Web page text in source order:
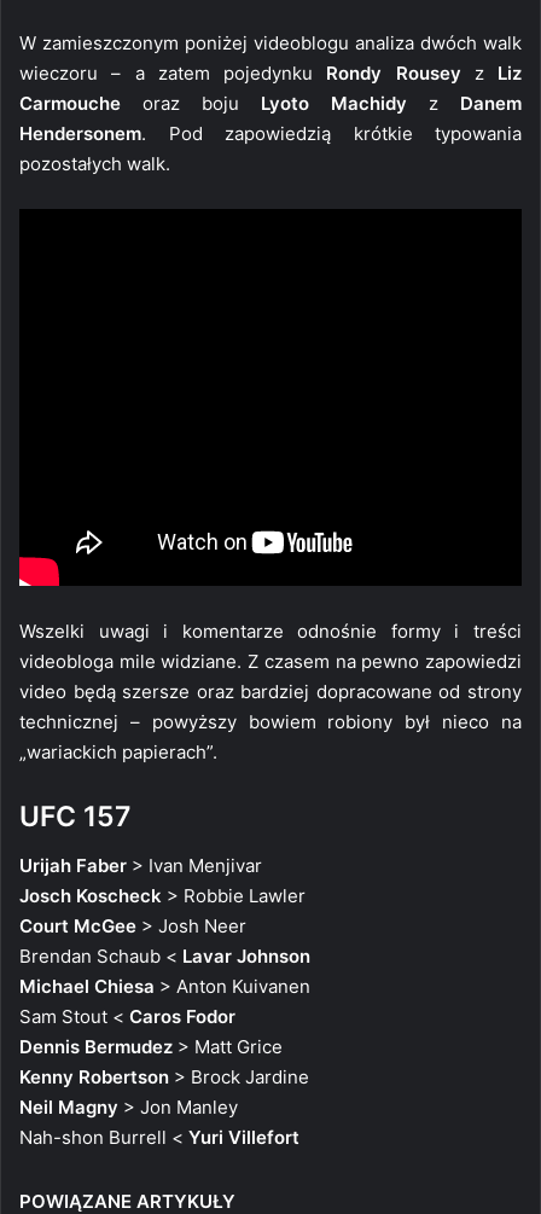
W zamieszczonym poniżej videoblogu analiza dwóch walk
wieczoru – a zatem pojedynku Rondy Rousey z Liz
Carmouche oraz boju Lyoto Machidy z Danem
Hendersonem. Pod zapowiedzią krótkie typowania
pozostałych walk.
Wszelki uwagi i komentarze odnośnie formy i treści
videobloga mile widziane. Z czasem na pewno zapowiedzi
video będą szersze oraz bardziej dopracowane od strony
technicznej – powyższy bowiem robiony był nieco na
„wariackich papierach”.
UFC 157
Urijah Faber > Ivan Menjivar
Josch Koscheck > Robbie Lawler
Court McGee > Josh Neer
Brendan Schaub < Lavar Johnson
Michael Chiesa > Anton Kuivanen
Sam Stout < Caros Fodor
Dennis Bermudez > Matt Grice
Kenny Robertson > Brock Jardine
Neil Magny > Jon Manley
Nah-shon Burrell < Yuri Villefort
POWIĄZANE ARTYKUŁY